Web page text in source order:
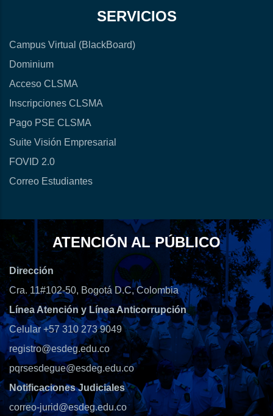
SERVICIOS
Campus Virtual (BlackBoard)
Dominium
Acceso CLSMA
Inscripciones CLSMA
Pago PSE CLSMA
Suite Visión Empresarial
FOVID 2.0
Correo Estudiantes
ATENCIÓN AL PÚBLICO
Dirección
Cra. 11#102-50, Bogotá D.C, Colombia
Línea Atención y Línea Anticorrupción
Celular +57 310 273 9049
registro@esdeg.edu.co
pqrsesdegue@esdeg.edu.co
Notificaciones Judiciales
correo-jurid@esdeg.edu.co